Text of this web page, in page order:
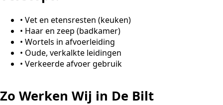
• Vet en etensresten (keuken)
• Haar en zeep (badkamer)
• Wortels in afvoerleiding
• Oude, verkalkte leidingen
• Verkeerde afvoer gebruik
Zo Werken Wij in De Bilt